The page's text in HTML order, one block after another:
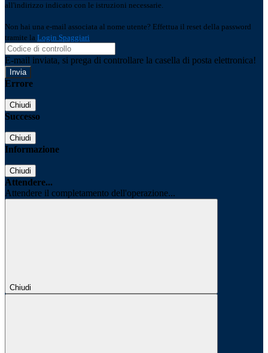
all'indirizzo indicato con le istruzioni necessarie.
Non hai una e-mail associata al nome utente? Effettua il reset della password
tramite la Login Spaggiari
E-mail inviata, si prega di controllare la casella di posta elettronica!
Errore
Chiudi
Successo
Chiudi
Informazione
Chiudi
Attendere...
Attendere il completamento dell'operazione...
Chiudi